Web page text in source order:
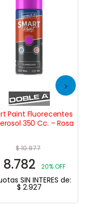
Paint Fluorecentes
350 Cc. – Rosa
$10.977
8.782 20% OFF
SIN INTERES de:
$ 2.927